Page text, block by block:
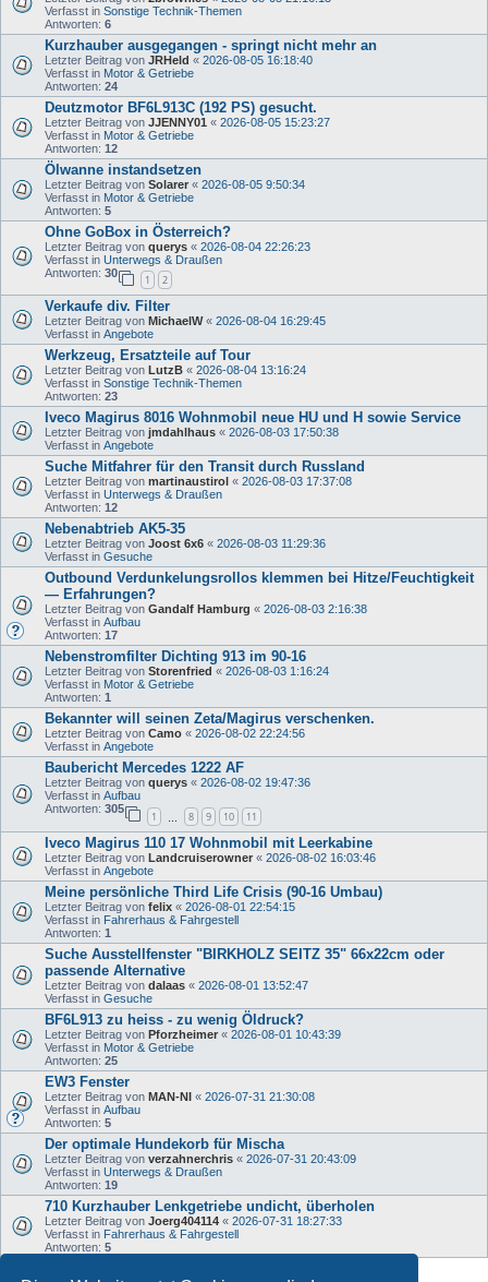
Verfasst in Sonstige Technik-Themen
Antworten: 6
Kurzhauber ausgegangen - springt nicht mehr an
Letzter Beitrag von JRHeld « 2026-08-05 16:18:40
Verfasst in Motor & Getriebe
Antworten: 24
Deutzmotor BF6L913C (192 PS) gesucht.
Letzter Beitrag von JJENNY01 « 2026-08-05 15:23:27
Verfasst in Motor & Getriebe
Antworten: 12
Ölwanne instandsetzen
Letzter Beitrag von Solarer « 2026-08-05 9:50:34
Verfasst in Motor & Getriebe
Antworten: 5
Ohne GoBox in Österreich?
Letzter Beitrag von querys « 2026-08-04 22:26:23
Verfasst in Unterwegs & Draußen
Antworten: 30
1 2
Verkaufe div. Filter
Letzter Beitrag von MichaelW« 2026-08-04 16:29:45
Verfasst in Angebote
Werkzeug, Ersatzteile auf Tour
Letzter Beitrag von LutzB « 2026-08-04 13:16:24
Verfasst in Sonstige Technik-Themen
Antworten: 23
Iveco Magirus 8016 Wohnmobil neue HU und H sowie Service
Letzter Beitrag von jmdahlhaus « 2026-08-03 17:50:38
Verfasst in Angebote
Suche Mitfahrer für den Transit durch Russland
Letzter Beitrag von martinaustirol « 2026-08-03 17:37:08
Verfasst in Unterwegs & Draußen
Antworten: 12
Nebenabtrieb AK5-35
Letzter Beitrag von Joost 6x6 « 2026-08-03 11:29:36
Verfasst in Gesuche
Outbound Verdunkelungsrollos klemmen bei Hitze/Feuchtigkeit
— Erfahrungen?
Letzter Beitrag von Gandalf Hamburg « 2026-08-03 2:16:38
Verfasst in Aufbau
Antworten: 17
Nebenstromfilter Dichting 913 im 90-16
Letzter Beitrag von Storenfried « 2026-08-03 1:16:24
Verfasst in Motor & Getriebe
Antworten: 1
Bekannter will seinen Zeta/Magirus verschenken.
Letzter Beitrag von Camo « 2026-08-02 22:24:56
Verfasst in Angebote
Baubericht Mercedes 1222 AF
Letzter Beitrag von querys « 2026-08-02 19:47:36
Verfasst in Aufbau
Antworten: 305
1 8 9 10 11
Iveco Magirus 110 17 Wohnmobil mit Leerkabine
Letzter Beitrag von Landcruiserowner « 2026-08-02 16:03:46
Verfasst in Angebote
Meine persönliche Third Life Crisis (90-16 Umbau)
Letzter Beitrag von felix « 2026-08-01 22:54:15
Verfasst in Fahrerhaus & Fahrgestell
Antworten: 1
Suche Ausstellfenster "BIRKHOLZ SEITZ 35" 66x22cm oder
passende Alternative
Letzter Beitrag von dalaas « 2026-08-01 13:52:47
Verfasst in Gesuche
BF6L913 zu heiss - zu wenig Öldruck?
Letzter Beitrag von Pforzheimer « 2026-08-01 10:43:39
Verfasst in Motor & Getriebe
Antworten: 25
EW3 Fenster
Letzter Beitrag von MAN-NI « 2026-07-31 21:30:08
Verfasst in Aufbau
Antworten: 5
Der optimale Hundekorb für Mischa
Letzter Beitrag von verzahnerchris « 2026-07-31 20:43:09
Verfasst in Unterwegs & Draußen
Antworten: 19
710 Kurzhauber Lenkgetriebe undicht, überholen
Letzter Beitrag von Joerg404114 « 2026-07-31 18:27:33
Verfasst in Fahrerhaus & Fahrgestell
Antworten: 5